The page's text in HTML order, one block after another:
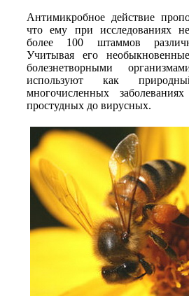
Антимикробное действие
что ему при исследованиях
более 100 штаммов
Учитывая его
болезнетворными
используют как
многочисленных
простудных до вирусных.